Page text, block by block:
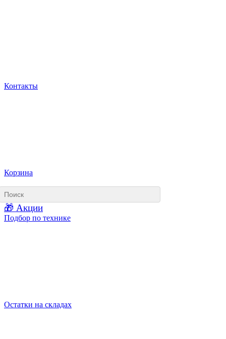
Контакты
Корзина
🎁 Акции
Подбор по технике
Остатки на складах